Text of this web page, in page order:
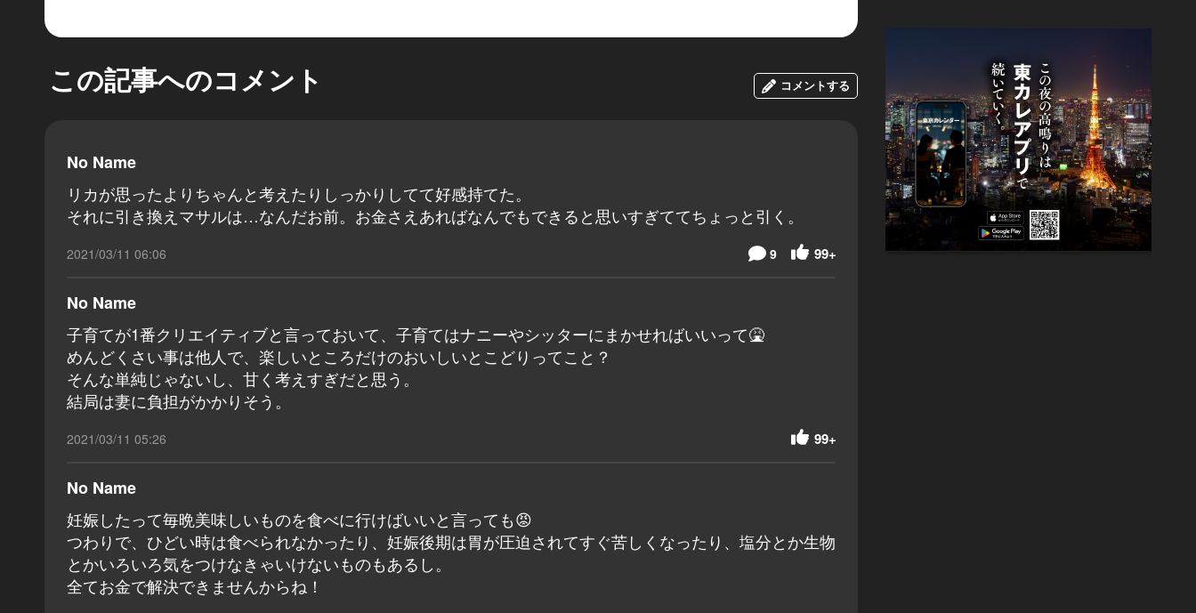
この記事へのコメント コメントする
No Name
リカが思ったよりちゃんと考えたりしっかりしてて好感持てた。
それに引き換えマサルは…なんだお前。お金さえあればなんでもできると思いすぎててちょっと引く。
2021/03/11 06:06 99+
9
No Name
子育てが1番クリエイティブと言っておいて、子育てはナニーやシッターにまかせればいいって🤮
めんどくさい事は他人で、楽しいところだけのおいしいとこどりってこと？
そんな単純じゃないし、甘く考えすぎだと思う。
結局は妻に負担がかかりそう。
2021/03/11 05:26 99+
No Name
妊娠したって毎晩美味しいものを食べに行けばいいと言っても😡
つわりで、ひどい時は食べられなかったり、妊娠後期は胃が圧迫されてすぐ苦しくなったり、塩分とか生物
とかいろいろ気をつけなきゃいけないものもあるし。
全てお金で解決できませんからね！